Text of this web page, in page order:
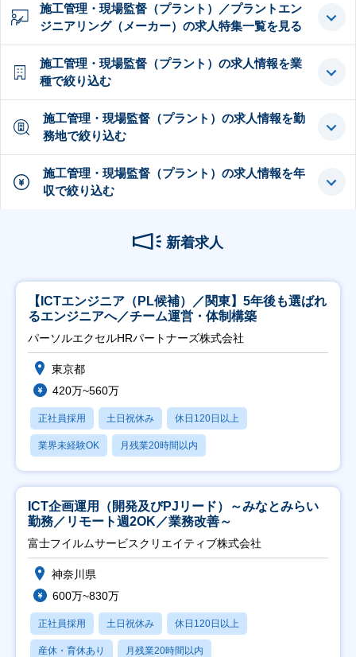
施工管理・現場監督（プラント）／プラントエン
ジニアリング（メーカー）の求人特集一覧を見る
施工管理・現場監督（プラント）の求人情報を業
種で絞り込む
施工管理・現場監督（プラント）の求人情報を勤
務地で絞り込む
施工管理・現場監督（プラント）の求人情報を年
収で絞り込む
新着求人
【ICTエンジニア（PL候補）／関東】5年後も選ばれ
るエンジニアへ／チーム運営・体制構築
パーソルエクセルHRパートナーズ株式会社
東京都
420万~560万
正社員採用 土日祝休み 休日120日以上
業界未経験OK 月残業20時間以内
ICT企画運用（開発及びPJリード）～みなとみらい
勤務／リモート週2OK／業務改善～
富士フイルムサービスクリエイティブ株式会社
神奈川県
600万~830万
正社員採用 土日祝休み 休日120日以上
産休・育休あり 月残業20時間以内